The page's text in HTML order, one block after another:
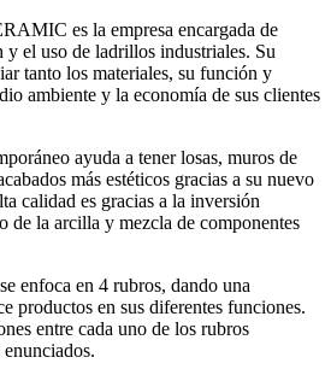
es la empresa encargada de
el uso de ladrillos industriales. Su
tanto los materiales, su función y
ambiente y la economía de sus clientes
ayuda a tener losas, muros de
más estéticos gracias a su nuevo
calidad es gracias a la inversión
de la arcilla y mezcla de componentes
enfoca en 4 rubros, dando una
productos en sus diferentes funciones.
entre cada uno de los rubros